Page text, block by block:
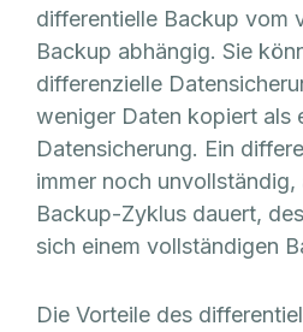
differentielle Backup vom
Backup abhängig. Sie
differenzielle
weniger Daten kopiert als
Datensicherung. Ein
immer noch
Backup-Zyklus dauert,
sich einem vollständigen
Die Vorteile des